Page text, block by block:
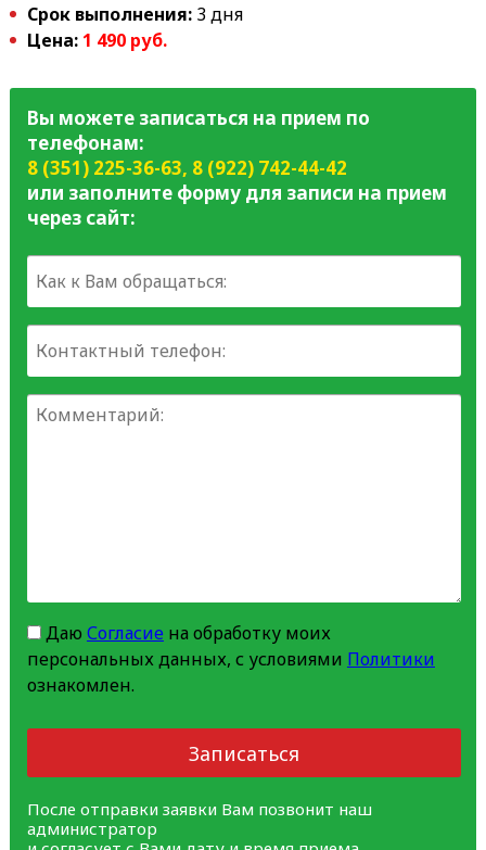
Срок выполнения:3 дня
Цена: 1 490 руб.
Вы можете записаться на прием по
телефонам:
8 (351) 225-36-63, 8 (922) 742-44-42
или заполните форму для записи на прием
через сайт:
Даю Согласиена обработку моих
персональных данных, с условиями Политики
ознакомлен.
Записаться
После отправки заявки Вам позвонит наш
администратор